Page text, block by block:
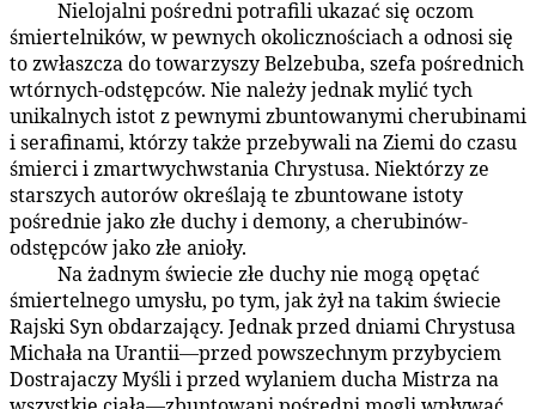
Nielojalni pośredni potrafili ukazać się oczom
śmiertelników, w pewnych okolicznościach a odnosi się
to zwłaszcza do towarzyszy Belzebuba, szefa pośrednich
wtórnych-odstępców. Nie należy jednak mylić tych
unikalnych istot z pewnymi zbuntowanymi cherubinami
i serafinami, którzy także przebywali na Ziemi do czasu
śmierci i zmartwychwstania Chrystusa. Niektórzy ze
starszych autorów określają te zbuntowane istoty
pośrednie jako złe duchy i demony, a cherubinów-
odstępców jako złe anioły.
Na żadnym świecie złe duchy nie mogą opętać
śmiertelnego umysłu, po tym, jak żył na takim świecie
Rajski Syn obdarzający. Jednak przed dniami Chrystusa
Michała na Urantii—przed powszechnym przybyciem
Dostrajaczy Myśli i przed wylaniem ducha Mistrza na